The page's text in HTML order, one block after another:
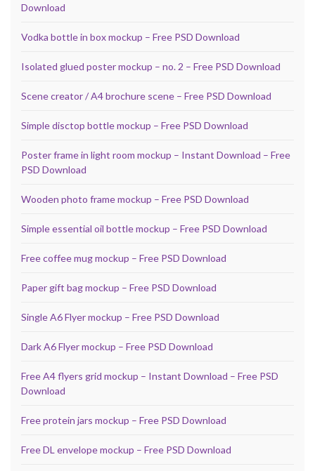
Download
Vodka bottle in box mockup – Free PSD Download
Isolated glued poster mockup – no. 2 – Free PSD Download
Scene creator / A4 brochure scene – Free PSD Download
Simple disctop bottle mockup – Free PSD Download
Poster frame in light room mockup – Instant Download – Free
PSD Download
Wooden photo frame mockup – Free PSD Download
Simple essential oil bottle mockup – Free PSD Download
Free coffee mug mockup – Free PSD Download
Paper gift bag mockup – Free PSD Download
Single A6 Flyer mockup – Free PSD Download
Dark A6 Flyer mockup – Free PSD Download
Free A4 flyers grid mockup – Instant Download – Free PSD
Download
Free protein jars mockup – Free PSD Download
Free DL envelope mockup – Free PSD Download